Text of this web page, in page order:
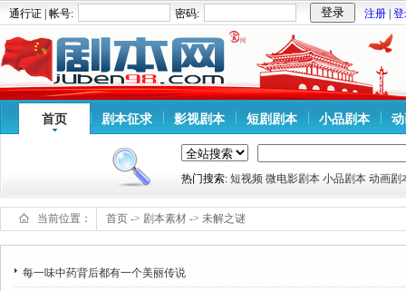
通行证 | 帐号: 密码: 注册
首页 剧本征求 影视剧本 短剧剧本 小品剧本
热门搜索: 短视频 微电影剧本 小品剧本 动画剧
当前位置： 首页 -> 剧本素材 -> 未解之谜
每一味中药背后都有一个美丽传说